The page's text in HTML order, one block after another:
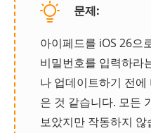
문제:
아이페드를 iOS 26으
비밀번호를 입력하라
나 업데이트하기 전
은 것 같습니다. 모든
보았지만 작동하지